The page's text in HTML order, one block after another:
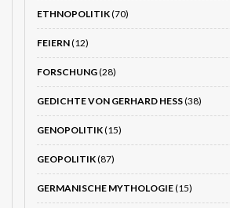
ETHNOPOLITIK(70)
FEIERN(12)
FORSCHUNG(28)
GEDICHTE VON GERHARD HESS(38)
GENOPOLITIK(15)
GEOPOLITIK(87)
GERMANISCHE MYTHOLOGIE(15)